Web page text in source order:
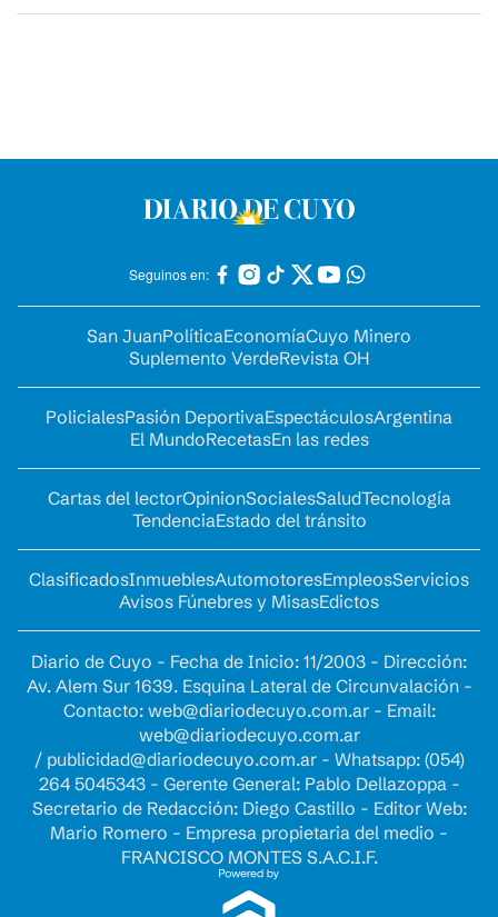
Seguinos en:
San JuanPolíticaEconomíaCuyo Minero
Suplemento VerdeRevista OH
PolicialesPasión DeportivaEspectáculosArgentina
El MundoRecetasEn las redes
Cartas del lectorOpinionSocialesSaludTecnología
TendenciaEstado del tránsito
ClasificadosInmueblesAutomotoresEmpleosServicios
Avisos Fúnebres y MisasEdictos
Diario de Cuyo - Fecha de Inicio: 11/2003 - Dirección:
Av. Alem Sur 1639. Esquina Lateral de Circunvalación -
Contacto: web@diariodecuyo.com.ar- Email:
web@diariodecuyo.com.ar
/ publicidad@diariodecuyo.com.ar- Whatsapp: (054)
264 5045343 - Gerente General: Pablo Dellazoppa -
Secretario de Redacción: Diego Castillo - Editor Web:
Mario Romero - Empresa propietaria del medio -
FRANCISCO MONTES S.A.C.I.F.